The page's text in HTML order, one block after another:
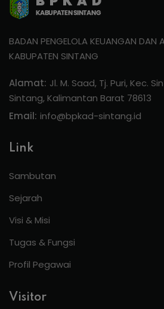
BADAN PENGELOLA KEUANGAN DAN
KABUPATEN SINTANG
Alamat: Jl. M. Saad, Tj. Puri, Kec.
Sintang, Kalimantan Barat 78613
Email: info@bpkad-sintang.id
Link
Sambutan
Sejarah
Visi & Misi
Tugas & Fungsi
Profil Pegawai
Visitor